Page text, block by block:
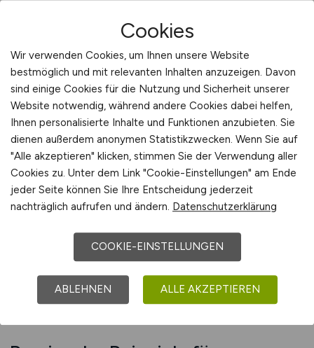
Betonen Sie Benefits wie flexible Arbeitszeiten,
Homeoffice, Weiterbildung und ein modernes
Arbeitsumfeld. IT-Fachkräfte legen zunehmend
Wert auf diese Aspekte, da sie die Work-Life-
Balance und Karrierechancen verbessern.
ITSTEPS unterstützt Sie dabei, diese Inhalte klar
und ansprechend zu kommunizieren.
Vermeiden Sie zu lange und überfrachtete
Texte. Setzen Sie stattdessen auf prägnante
So erleichtern Sie den Lesefluss und erhöhen
die Aufmerksamkeit der Bewerber.
Beratung anfordern
Cookies
Wir verwenden Cookies, um Ihnen unsere Website
bestmöglich und mit relevanten Inhalten anzuzeigen. Davon
sind einige Cookies für die Nutzung und Sicherheit unserer
Website notwendig, während andere Cookies dabei helfen,
Ihnen personalisierte Inhalte und Funktionen anzubieten. Sie
dienen außerdem anonymen Statistikzwecken. Wenn Sie auf
"Alle akzeptieren" klicken, stimmen Sie der Verwendung aller
Cookies zu. Unter dem Link "Cookie-Einstellungen" am Ende
jeder Seite können Sie Ihre Entscheidung jederzeit
nachträglich aufrufen und ändern. Datenschutzerklärung
COOKIE-EINSTELLUNGEN
ABLEHNEN ALLE AKZEPTIEREN